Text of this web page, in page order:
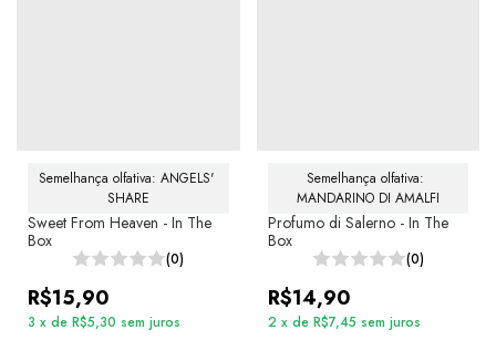
Semelhança olfativa: ANGELS'
SHARE
Sweet From Heaven - In The
Box
(0)
R$15,90
3 x de R$5,30 sem juros
Semelhança olfativa:
MANDARINO DI AMALFI
Profumo di Salerno - In The
Box
(0)
R$14,90
2 x de R$7,45 sem juros